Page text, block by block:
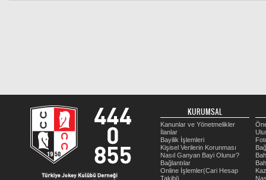
KURUMSAL
Kanunlar ve Yönetmelikler
İlanlar
Bayilik İşlemleri
Kişisel Verilerin Korunması
Nasıl Ganyan Bayi Olunur?
Bağlantılar
Online İşlemler(Cari Hesap
Takibi)